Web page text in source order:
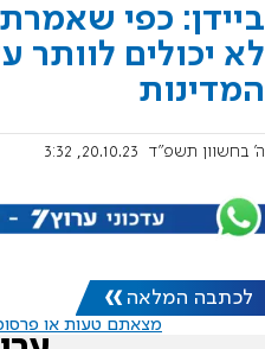
ביידן: כפי
לא יכולים לוותר
המדינות
ה' בחשוון תשפ"ד 20.10.23, 3:32
לכתבה המלאה
מצאתם טעות או